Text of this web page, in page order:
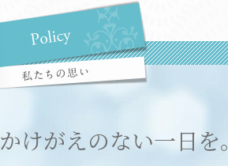
かけがえのない一日を。